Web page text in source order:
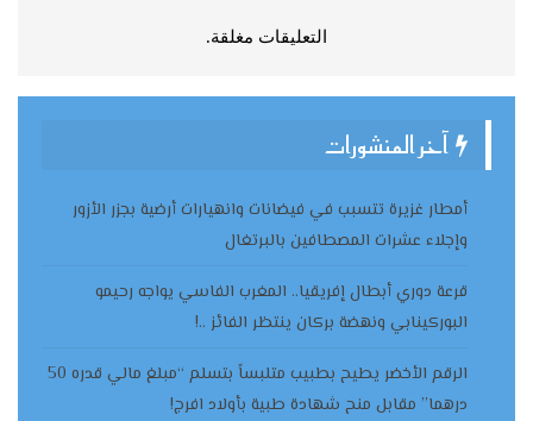
التعليقات مغلقة.
آخر المنشورات
أمطار غزيرة تتسبب في فيضانات وانهيارات أرضية بجزر الأزور
وإجلاء عشرات المصطافين بالبرتغال
قرعة دوري أبطال إفريقيا.. المغرب الفاسي يواجه رحيمو
البوركينابي ونهضة بركان ينتظر الفائز ..!
الرقم الأخضر يطيح بطبيب متلبساً بتسلم “مبلغ مالي قدره 50
درهما” مقابل منح شهادة طبية بأولاد افرج!